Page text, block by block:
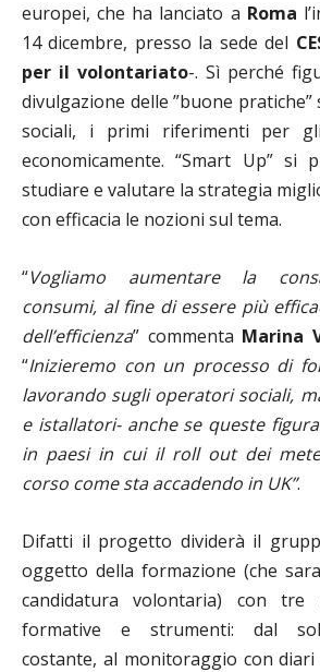
europei, che ha lanciato a Roma
14 dicembre, presso la sede del
per il volontariato-. Sì perché
divulgazione delle ”buone
sociali, i primi riferimenti per
economicamente. “Smart Up” si
studiare e valutare la strategia
con efficacia le nozioni sul tema.
“Vogliamo aumentare la
consumi, al fine di essere più
dell’efficienza” commenta Marina
“Inizieremo con un processo di
lavorando sugli operatori sociali,
e istallatori- anche se queste
in paesi in cui il roll out dei
corso come sta accadendo in UK”.
Difatti il progetto dividerà il
oggetto della formazione (che
candidatura volontaria) con tre
formative e strumenti: dal
costante, al monitoraggio con diari